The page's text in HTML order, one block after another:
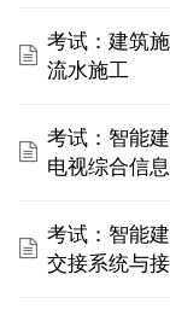
考试：建筑
流水施工
考试：智能
电视综合信
考试：智能
交接系统与